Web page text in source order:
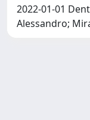
2022-01-01
Alessandro;